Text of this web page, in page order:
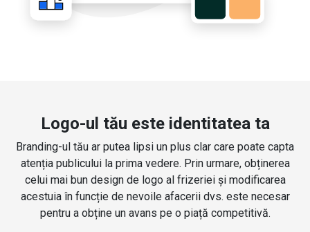
Logo-ul tău este identitatea ta
Branding-ul tău ar putea lipsi un plus clar care poate capta
atenția publicului la prima vedere. Prin urmare, obținerea
celui mai bun design de logo al frizeriei și modificarea
acestuia în funcție de nevoile afacerii dvs. este necesar
pentru a obține un avans pe o piață competitivă.